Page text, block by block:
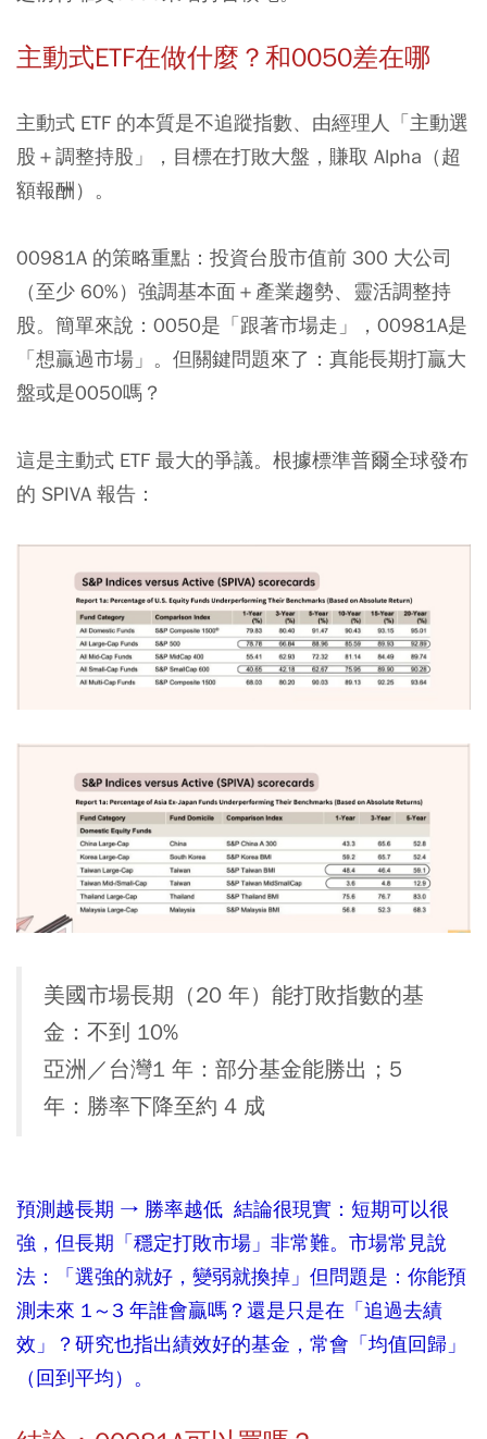
主動式ETF在做什麼？和0050差在哪
主動式 ETF 的本質是不追蹤指數、由經理人「主動選
股＋調整持股」，目標在打敗大盤，賺取 Alpha（超
額報酬）。
00981A 的策略重點：投資台股市值前 300 大公司
（至少 60%）強調基本面＋產業趨勢、靈活調整持
股。簡單來說：0050是「跟著市場走」，00981A是
「想贏過市場」。但關鍵問題來了：真能長期打贏大
盤或是0050嗎？
這是主動式 ETF 最大的爭議。根據標準普爾全球發布
的 SPIVA 報告：
美國市場長期（20 年）能打敗指數的基
金：不到 10%
亞洲／台灣1 年：部分基金能勝出；5
年：勝率下降至約 4 成
預測越長期 → 勝率越低 結論很現實：短期可以很
強，但長期「穩定打敗市場」非常難。市場常見說
法：「選強的就好，變弱就換掉」但問題是：你能預
測未來 1～3 年誰會贏嗎？還是只是在「追過去績
效」？研究也指出績效好的基金，常會「均值回歸」
（回到平均）。